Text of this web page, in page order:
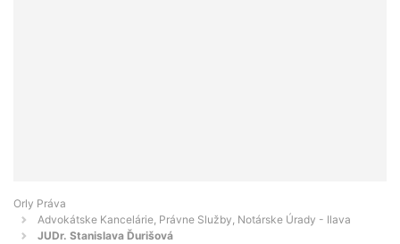
Orly Práva
Advokátske Kancelárie, Právne Služby, Notárske Úrady - Ilava
JUDr. Stanislava Ďurišová